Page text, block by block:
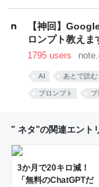
【神回】
ロンプト教えま
1795 users
AI あとで読む
プロンプト
" ネタ"の関連エント
3か月で20キロ減！
「無料のChatGPTだ